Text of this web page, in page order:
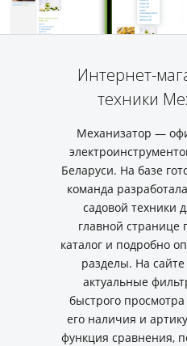
Интернет-
техники
Механизатор —
Беларуси. На базе
команда
садовой техники
главной странице
каталог и подробно
разделы. На
актуальные
быстрого
его наличия и
функция сравнения,